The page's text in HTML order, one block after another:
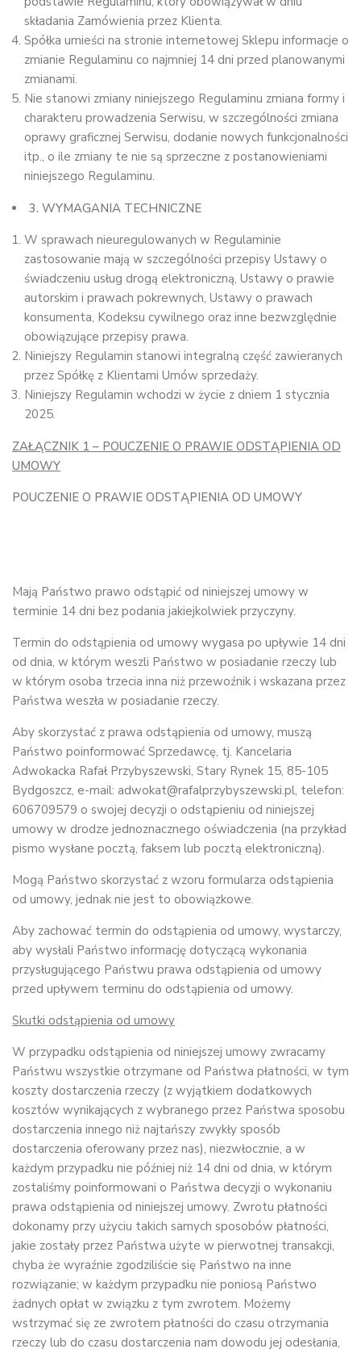
składania Zamówienia przez Klienta.
Spółka umieści na stronie internetowej Sklepu informacje o
zmianie Regulaminu co najmniej 14 dni przed planowanymi
zmianami.
Nie stanowi zmiany niniejszego Regulaminu zmiana formy i
charakteru prowadzenia Serwisu, w szczególności zmiana
oprawy graficznej Serwisu, dodanie nowych funkcjonalności
itp., o ile zmiany te nie są sprzeczne z postanowieniami
niniejszego Regulaminu.
3. WYMAGANIA TECHNICZNE
W sprawach nieuregulowanych w Regulaminie
zastosowanie mają w szczególności przepisy Ustawy o
świadczeniu usług drogą elektroniczną, Ustawy o prawie
autorskim i prawach pokrewnych, Ustawy o prawach
konsumenta, Kodeksu cywilnego oraz inne bezwzględnie
obowiązujące przepisy prawa.
Niniejszy Regulamin stanowi integralną część zawieranych
przez Spółkę z Klientami Umów sprzedaży.
Niniejszy Regulamin wchodzi w życie z dniem 1 stycznia
2025.
ZAŁĄCZNIK 1 – POUCZENIE O PRAWIE ODSTĄPIENIA OD
UMOWY
POUCZENIE O PRAWIE ODSTĄPIENIA OD UMOWY
Mają Państwo prawo odstąpić od niniejszej umowy w
terminie 14 dni bez podania jakiejkolwiek przyczyny.
Termin do odstąpienia od umowy wygasa po upływie 14 dni
od dnia, w którym weszli Państwo w posiadanie rzeczy lub
w którym osoba trzecia inna niż przewoźnik i wskazana przez
Państwa weszła w posiadanie rzeczy.
Aby skorzystać z prawa odstąpienia od umowy, muszą
Państwo poinformować Sprzedawcę, tj. Kancelaria
Adwokacka Rafał Przybyszewski, Stary Rynek 15, 85-105
Bydgoszcz, e-mail: adwokat@rafalprzybyszewski.pl, telefon:
606709579 o swojej decyzji o odstąpieniu od niniejszej
umowy w drodze jednoznacznego oświadczenia (na przykład
pismo wysłane pocztą, faksem lub pocztą elektroniczną).
Mogą Państwo skorzystać z wzoru formularza odstąpienia
od umowy, jednak nie jest to obowiązkowe.
Aby zachować termin do odstąpienia od umowy, wystarczy,
aby wysłali Państwo informację dotyczącą wykonania
przysługującego Państwu prawa odstąpienia od umowy
przed upływem terminu do odstąpienia od umowy.
Skutki odstąpienia od umowy
W przypadku odstąpienia od niniejszej umowy zwracamy
Państwu wszystkie otrzymane od Państwa płatności, w tym
koszty dostarczenia rzeczy (z wyjątkiem dodatkowych
kosztów wynikających z wybranego przez Państwa sposobu
dostarczenia innego niż najtańszy zwykły sposób
dostarczenia oferowany przez nas), niezwłocznie, a w
każdym przypadku nie później niż 14 dni od dnia, w którym
zostaliśmy poinformowani o Państwa decyzji o wykonaniu
prawa odstąpienia od niniejszej umowy. Zwrotu płatności
dokonamy przy użyciu takich samych sposobów płatności,
jakie zostały przez Państwa użyte w pierwotnej transakcji,
chyba że wyraźnie zgodziliście się Państwo na inne
rozwiązanie; w każdym przypadku nie poniosą Państwo
żadnych opłat w związku z tym zwrotem. Możemy
wstrzymać się ze zwrotem płatności do czasu otrzymania
rzeczy lub do czasu dostarczenia nam dowodu jej odesłania,